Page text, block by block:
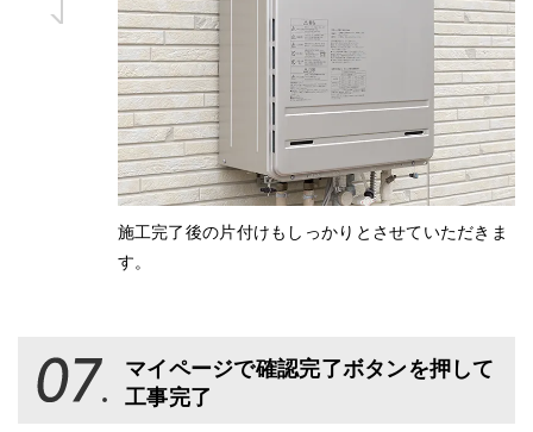
施工完了後の片付けもしっかりとさせていただきま
す。
マイページで確認完了ボタンを押して
工事完了